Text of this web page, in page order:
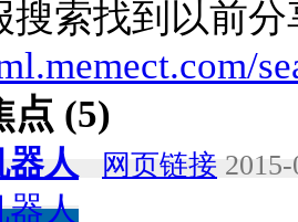
搜索找到以前
点 (5)
器人 网页链接
器人